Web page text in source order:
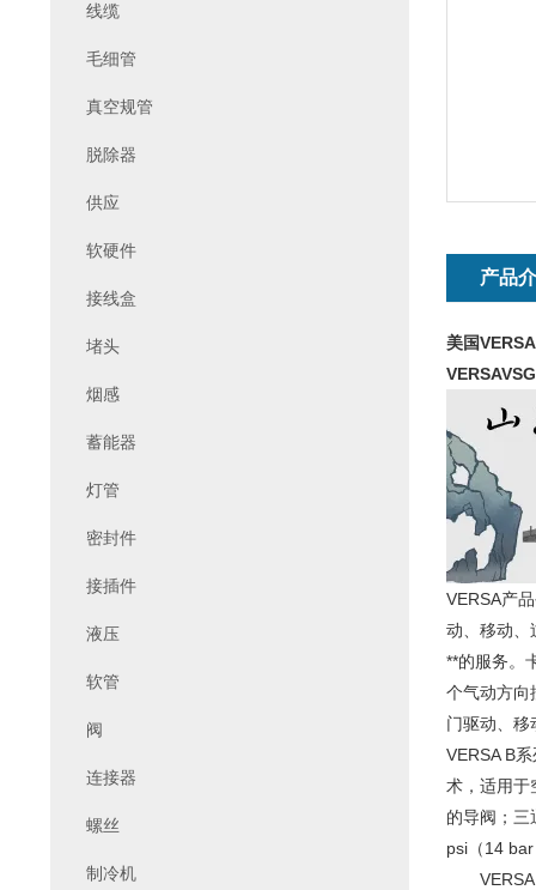
产品
美国
VERSA
VERSA产
动、移动、
**的服务。
个气动方向
门驱动、移
VERSA B
术，适用于
的导阀；三
psi（14
VERSA
线缆
毛细管
真空规管
脱除器
供应
软硬件
接线盒
堵头
烟感
蓄能器
灯管
密封件
接插件
液压
软管
阀
连接器
螺丝
制冷机